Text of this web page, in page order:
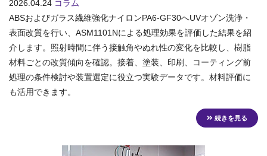
2026.04.24 コラム
ABSおよびガラス繊維強化ナイロンPA6-GF30へUVオゾン洗浄・
表面改質を行い、ASM1101Nによる処理効果を評価した結果を紹
介します。照射時間に伴う接触角やぬれ性の変化を比較し、樹脂
材料ごとの改質傾向を確認。接着、塗装、印刷、コーティング前
処理の条件検討や装置選定に役立つ実験データです。材料評価に
も活用できます。
続きを見る